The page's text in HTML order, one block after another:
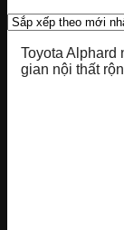
Toyota Alphard
gian nội thất